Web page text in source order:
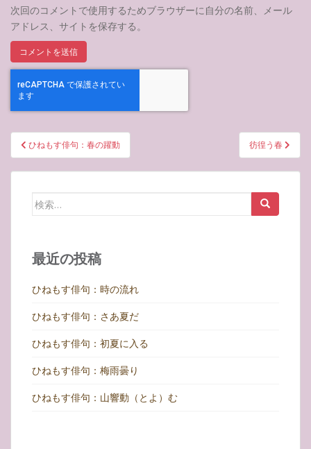
次回のコメントで使用するためブラウザーに自分の名前、メール
アドレス、サイトを保存する。
投
稿
ナ
ひねもす俳句：春の躍動 彷徨う春
検
最近の投稿
ひねもす俳句：時の流れ
ひねもす俳句：さあ夏だ
ひねもす俳句：初夏に入る
ひねもす俳句：梅雨曇り
ひねもす俳句：山響動（とよ）む